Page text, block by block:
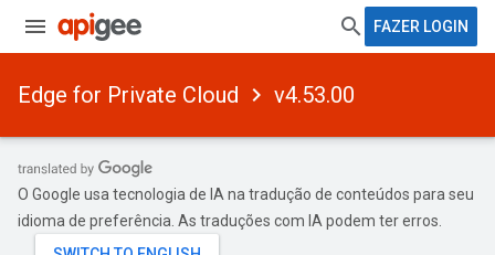
FAZER LOGIN
Edge for Private Cloud v4.53.00
O Google usa tecnologia de IA na tradução de conteúdos para seu
idioma de preferência. As traduções com IA podem ter erros.